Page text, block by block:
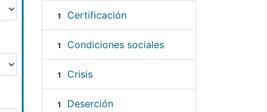
1 Certificación
1 Condiciones sociales
1 Crisis
1 Deserción